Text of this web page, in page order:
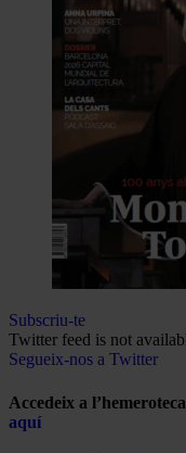
Subscriu-te
Twitter feed is not
Segueix-nos a Twitter
Accedeix a
aquí